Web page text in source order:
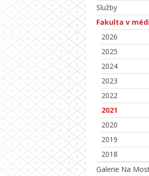
Služby
Fakulta v
2026
2025
2024
2023
2022
2021
2020
2019
2018
Galerie Na